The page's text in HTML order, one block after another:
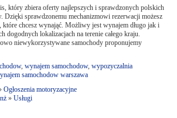
który zbiera oferty najlepszych i sprawdzonych polskich
Dzięki sprawdzonemu mechanizmowi rezerwacji możesz
które chcesz wynająć. Możliwy jest wynajem długo jak i
dogodnych lokalizacjach na terenie całego kraju.
niewykorzystywane samochody proponujemy
, wynajem samochodow, wypozyczalnia
samochodow warszawa
Ogłoszenia motoryzacyjne
» Usługi